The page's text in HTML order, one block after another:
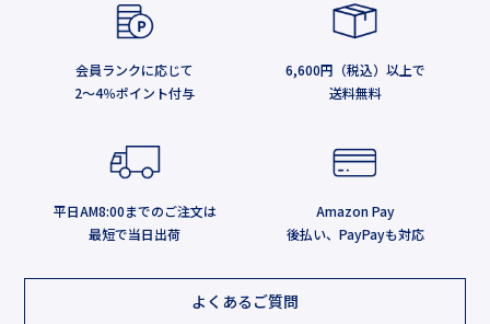
会員ランクに応じて
2～4％ポイント付与
6,600円（税込）以上で
送料無料
平日AM8:00までのご注文は
最短で当日出荷
Amazon Pay
後払い、PayPayも対応
よくあるご質問